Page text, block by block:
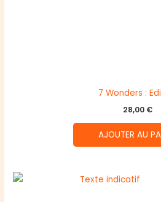
7 Wonders :
28,00 €
AJOUTER AU